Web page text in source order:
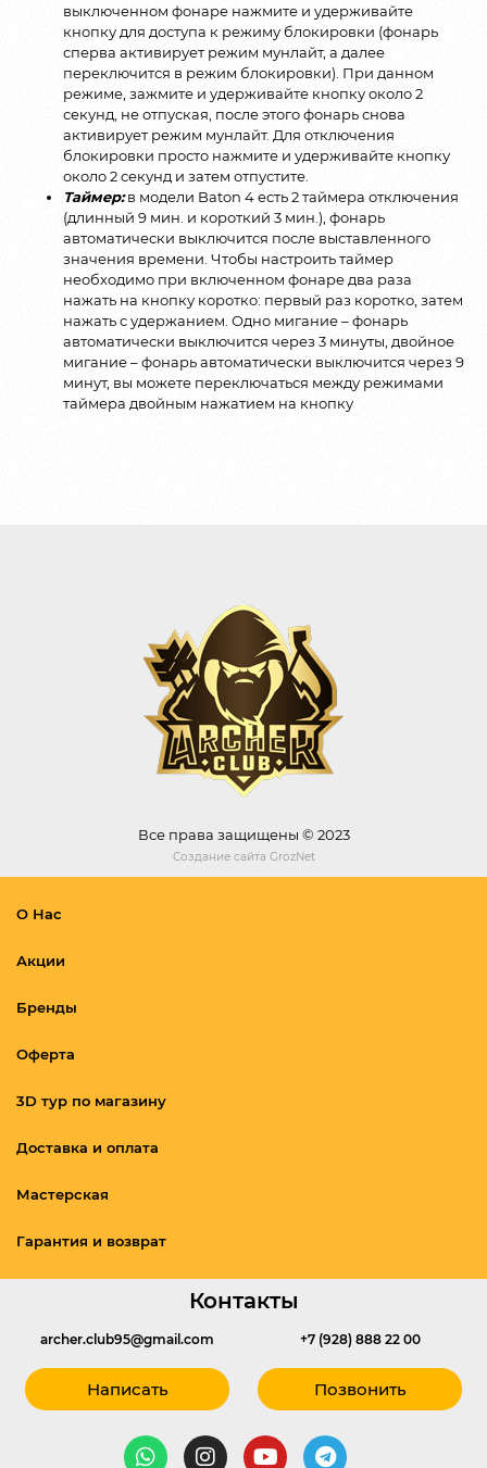
выключенном фонаре нажмите и удерживайте
кнопку для доступа к режиму блокировки (фонарь
сперва активирует режим мунлайт, а далее
переключится в режим блокировки). При данном
режиме, зажмите и удерживайте кнопку около 2
секунд, не отпуская, после этого фонарь снова
активирует режим мунлайт. Для отключения
блокировки просто нажмите и удерживайте кнопку
около 2 секунд и затем отпустите.
Таймер:в модели Baton 4 есть 2 таймера отключения
(длинный 9 мин. и короткий 3 мин.), фонарь
автоматически выключится после выставленного
значения времени. Чтобы настроить таймер
необходимо при включенном фонаре два раза
нажать на кнопку коротко: первый раз коротко, затем
нажать с удержанием. Одно мигание – фонарь
автоматически выключится через 3 минуты, двойное
мигание – фонарь автоматически выключится через 9
минут, вы можете переключаться между режимами
таймера двойным нажатием на кнопку
Все права защищены © 2023
Создание сайта GrozNet
О Нас
Акции
Бренды
Оферта
3D тур по магазину
Доставка и оплата
Мастерская
Гарантия и возврат
Контакты
archer.club95@gmail.com
Написать
+7 (928) 888 22 00
Позвонить